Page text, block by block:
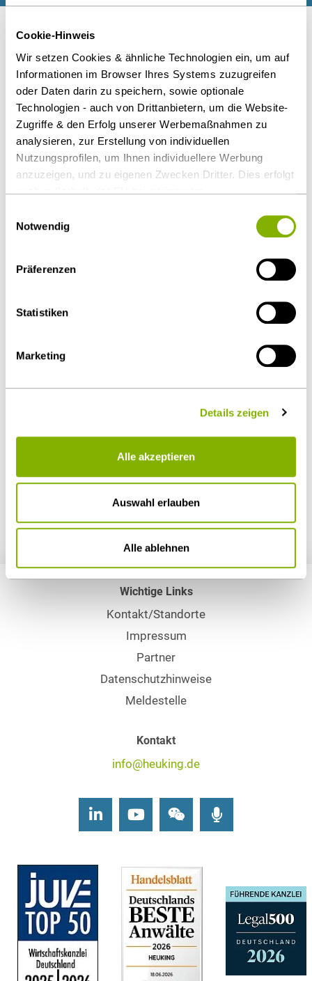
Cookie-Hinweis
Wir setzen Cookies & ähnliche Technologien ein, um auf
Informationen im Browser Ihres Systems zuzugreifen
oder Daten darin zu speichern, sowie optionale
Technologien - auch von Drittanbietern, um die Website-
Zugriffe & den Erfolg unserer Werbemaßnahmen zu
analysieren, zur Erstellung von individuellen
Nutzungsprofilen, um Ihnen individuellere Werbung
anzuzeigen, und zu eigenen Zwecken Dritter. Dies erfolgt
auch außerhalb der EU bei geringerem
Regelungen das Risiko des staatlichen Zugriffs &
auszuschließen ist. Sie können Ihre Einwilligung jederzeit
über dieCookie-Einstellungen
widerrufen oder ändern.
Notwendig
Präferenzen
Statistiken
Marketing
Details zeigen
Alle akzeptieren
Auswahl erlauben
Alle ablehnen
Vorname Name*
E-Mail *
Telefon
Bitte rufen Sie mich unter der angegebenen
Nachricht
Datenverarbeitung gemäß EU-DSGVO zur
Kenntnis genommen zu haben.*
Wichtige Links
Kontakt/Standorte
Impressum
Partner
Datenschutzhinweise
Meldestelle
Kontakt
info@heuking.de
LinkedInYoutubeWechat